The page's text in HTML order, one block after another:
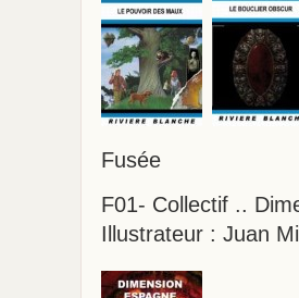
Fusée
F01- Collectif ..
Illustrateur : Juan